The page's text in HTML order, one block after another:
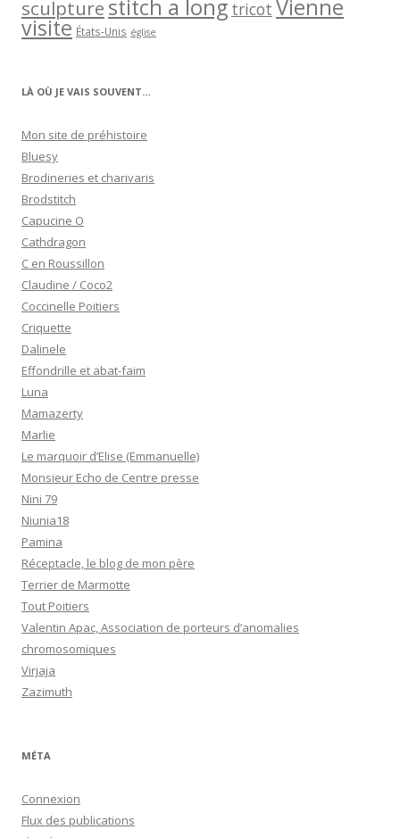
sculpturestitch a long tricot Vienne
visite États-Unis église
LÀ OÙ JE VAIS SOUVENT…
Mon site de préhistoire
Bluesy
Brodineries et charivaris
Brodstitch
Capucine O
Cathdragon
C en Roussillon
Claudine / Coco2
Coccinelle Poitiers
Criquette
Dalinele
Effondrille et abat-faim
Luna
Mamazerty
Marlie
Le marquoir d’Elise (Emmanuelle)
Monsieur Echo de Centre presse
Nini 79
Niunia18
Pamina
Réceptacle, le blog de mon père
Terrier de Marmotte
Tout Poitiers
Valentin Apac, Association de porteurs d’anomalies
chromosomiques
Virjaja
Zazimuth
MÉTA
Connexion
Flux des publications